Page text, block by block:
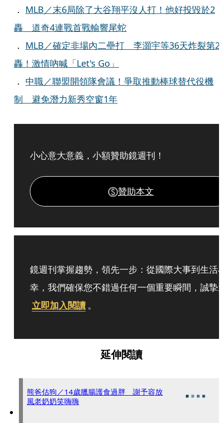
． MLB／末6局除了大谷翔平沒人打！他好投毀於2
轟 道奇4連戰首戰輸響尾蛇
． MLB／確定非場內二壘打 李灝宇等36天炸裂第2
轟！激情吶喊「Let's Go」
． 中職／聯盟開領隊會議！爭取推動棒球替代役機
制 避免潛力新秀空窗1年
小心意大意義，小額贊助鏡週刊！
贊助本文
鏡週刊掌握趨勢，領先一步：從國際大事到生活
幸，我們確保您不錯過任何一個重要瞬間，誠摯
立即加入閱讀 。
延伸閱讀
熊爸估狗／14歲臘腸護食過胖 謝予容放
風老奶奶笑嗨嗨